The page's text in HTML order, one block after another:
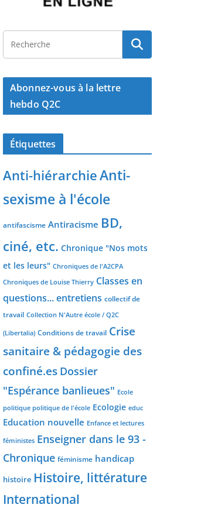
Abonnez-vous à la lettre
hebdo Q2C
Étiquettes
Anti-hiérarchieAnti-
sexisme à l'école
antifascisme Antiracisme BD,
ciné, etc. Chronique "Nos mots
et les leurs" Chroniques de l'A2CPA
Chroniques de Louise Thierry Classes en
questions... entretiens collectif de
travail Collection N'Autre école / Q2C
(Libertalia) Conditions de travail Crise
sanitaire & pédagogie des
confiné.es Dossier
"Espérance banlieues" Ecole
politique politique de l'école Ecologie educ
Education nouvelle Enfance et lectures
féministes Enseigner dans le 93 -
Chronique féminisme handicap
histoire Histoire, littérature
International